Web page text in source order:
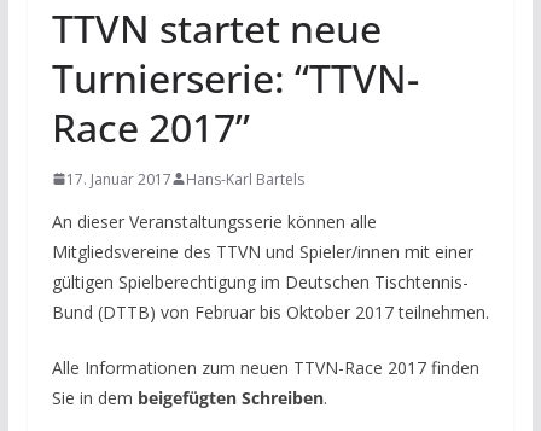
TTVN startet neue
Turnierserie: “TTVN-
Race 2017”
17. Januar 2017 Hans-Karl Bartels
An dieser Veranstaltungsserie können alle
Mitgliedsvereine des TTVN und Spieler/innen mit einer
gültigen Spielberechtigung im Deutschen Tischtennis-
Bund (DTTB) von Februar bis Oktober 2017 teilnehmen.
Alle Informationen zum neuen TTVN-Race 2017 finden
Sie in dem beigefügten Schreiben.